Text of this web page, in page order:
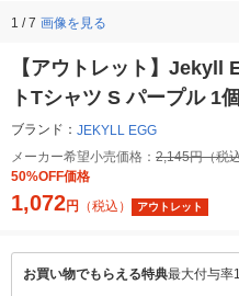
1 / 7 画像を見る
【アウトレット】Jekyll
トTシャツ S パープル 1
ブランド： JEKYLL EGG
メーカー希望小売価格： 2,145円（税
50%OFF価格
1,072円 （税込） アウトレット
お買い物でもらえる特典最大付与率